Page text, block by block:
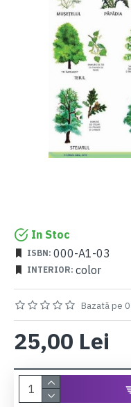
In Stoc
ISBN: 000-A1-03
INTERIOR: color
Bazată pe
25,00 Lei